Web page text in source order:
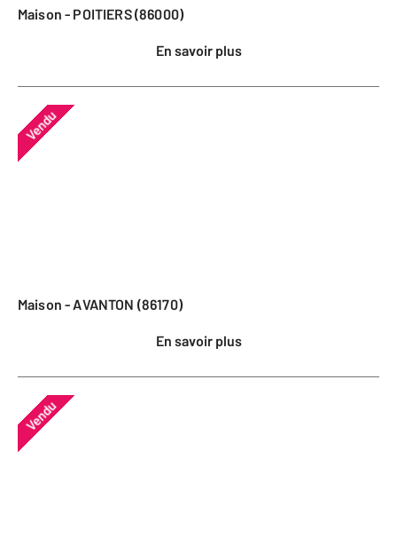
Maison - POITIERS (86000)
En savoir plus
Vendu
Maison - AVANTON (86170)
En savoir plus
Vendu